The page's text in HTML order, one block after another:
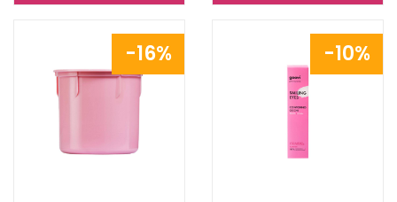
BELLEZZA
COF
XM25
CARRELLO
CREMA
RIC
50ML AL
CARRELLO
16% 10%